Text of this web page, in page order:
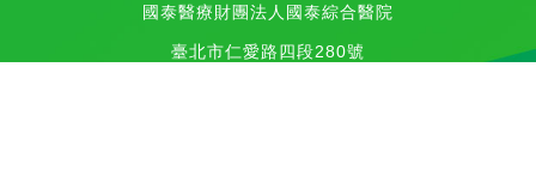
國泰醫療財團法人國泰綜合醫院
臺北市仁愛路四段280號